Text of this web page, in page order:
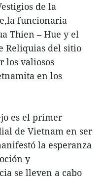
de la
funcionaria
Thien – Hue y el
Reliquias del sitio
los valiosos
en los
es el primer
de Vietnam en ser
la esperanza
y
se lleven a cabo